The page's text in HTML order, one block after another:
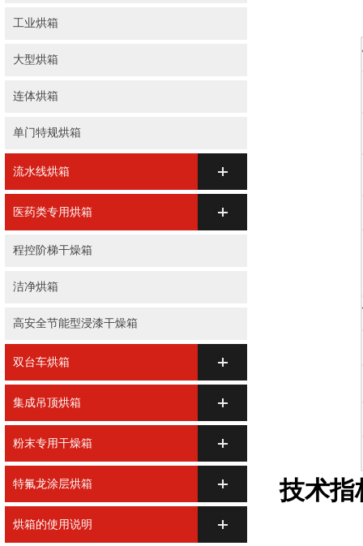
工业烘箱
大型烘箱
连体烘箱
单门特规烘箱
流水线烘箱
医药类专用烘箱
程控阶梯干燥箱
洁净烘箱
高安全节能型浸漆干燥箱
双台车烘箱
集成吊顶烘箱
粉末专用干燥箱
特氟龙涂层烘箱
烘箱的使用说明
技术指